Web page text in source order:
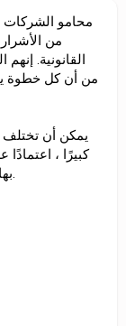
محامو الشركات
من
القانونية.
من أن كل خطوة
يمكن أن تختلف
كبيرًا ،
بها ، ومجال قانون الشركات الذي يتخصصون فيه.